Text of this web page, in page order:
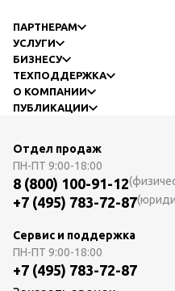
ПАРТНЕРАМ
УСЛУГИ
БИЗНЕСУ
ТЕХПОДДЕРЖКА
О КОМПАНИИ
ПУБЛИКАЦИИ
Отдел продаж
ПН-ПТ 9:00-18:00
8 (800) 100-91-12
+7 (495) 783-72-87
Сервис и поддержка
ПН-ПТ 9:00-18:00
+7 (495) 783-72-87